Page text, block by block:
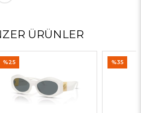
ÜRÜNLER